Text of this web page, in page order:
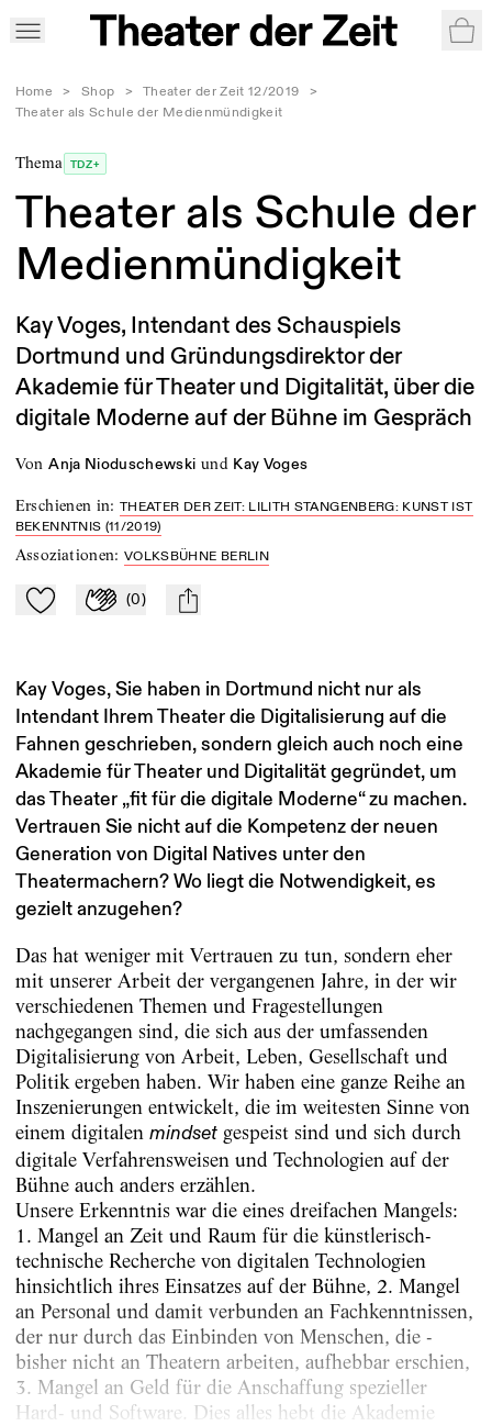
Home > Shop > Theater der Zeit 12/2019
>
Theater als Schule der Medienmündigkeit
Thema TDZ+
Theater als Schule der
Medienmündigkeit
Kay Voges, Intendant des Schauspiels
Dortmund und Gründungsdirektor der
Akademie für Theater und Digitalität, über die
digitale Moderne auf der Bühne im Gespräch
von Anja Nioduschewski und Kay Voges
Erschienen in:THEATER DER ZEIT: LILITH STANGENBERG: KUNST IST
BEKENNTNIS (11/2019)
Assoziationen:VOLKSBÜHNE BERLIN
Zu Mein-TdZ hinzufügen
Applaudieren
(0) mail
Kay Voges, Sie haben in Dortmund nicht nur als
Intendant Ihrem Theater die Digitalisierung auf die
Fahnen geschrieben, sondern gleich auch noch eine
Akademie für Theater und Digitalität gegründet, um
das Theater „fit für die digitale Moderne“ zu machen.
Vertrauen Sie nicht auf die Kompetenz der neuen
Generation von Digital Natives unter den
Theatermachern? Wo liegt die Notwendigkeit, es
gezielt anzugehen?
Das hat weniger mit Vertrauen zu tun, sondern eher
mit unserer Arbeit der vergangenen Jahre, in der wir
verschiedenen Themen und Fragestellungen
nachgegangen sind, die sich aus der umfassenden
Digitalisierung von Arbeit, Leben, Gesellschaft und
Politik ergeben haben. Wir haben eine ganze Reihe an
Inszenierungen entwickelt, die im weitesten Sinne von
einem digitalen mindsetgespeist sind und sich durch
digitale Verfahrensweisen und Technologien auf der
Bühne auch anders erzählen.
Unsere Erkenntnis war die eines dreifachen Mangels:
1. Mangel an Zeit und Raum für die künstlerisch-
technische Recherche von digitalen Technologien
hinsichtlich ihres Einsatzes auf der Bühne, 2. Mangel
an Personal und damit verbunden an Fachkenntnissen,
der nur durch das Einbinden von Menschen, die ­
bisher nicht an Theatern arbeiten, aufhebbar erschien,
3. Mangel an Geld für die Anschaffung spezieller
Hard- und Software. Dies alles hebt die Akademie